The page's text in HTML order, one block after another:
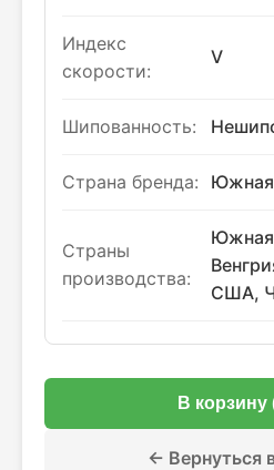
Индекс
скорости:
V
Шипованность:
Страна бренда: Южная
Страны
производства:
Южная
США,
В корзину
← Вернуться